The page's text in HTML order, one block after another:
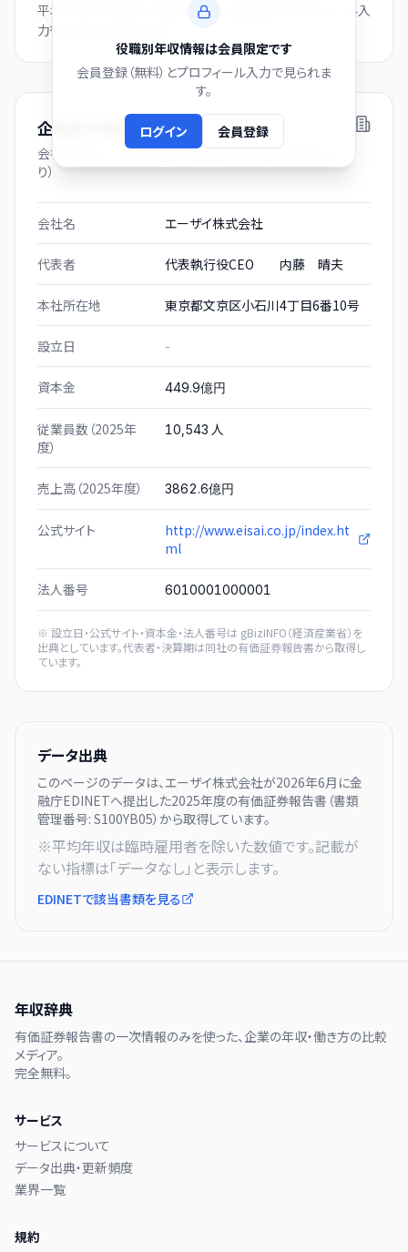
役職別年収情報は会員限定です
会員登録（無料）とプロフィール入力で見られま
す。
ログイン 会員登録
平均年収から逆算した推計値です。会員登録とプロフィール入
力後にご覧いただけます。
企業基本情報
会社プロフィール（有価証券報告書および gBizINFO よ
り）
会社名 エーザイ株式会社
代表者 代表執行役CEO 内藤 晴夫
本社所在地 東京都文京区小石川4丁目6番10号
設立日 -
資本金 449.9億円
従業員数（2025年
度）
10,543 人
売上高（2025年度） 3862.6億円
公式サイト
http://www.eisai.co.jp/index.ht
ml
法人番号 6010001000001
※ 設立日・公式サイト・資本金・法人番号は gBizINFO（経済産業省）を
出典としています。代表者・決算期は同社の有価証券報告書から取得し
ています。
データ出典
このページのデータは、エーザイ株式会社が2026年6月に金
融庁EDINETへ提出した2025年度の有価証券報告書（書類
管理番号: S100YB05）から取得しています。
※平均年収は臨時雇用者を除いた数値です。記載が
ない指標は「データなし」と表示します。
EDINETで該当書類を見る
年収辞典
有価証券報告書の一次情報のみを使った、企業の年収・働き方の比較
メディア。
完全無料。
サービス
サービスについて
データ出典・更新頻度
業界一覧
規約